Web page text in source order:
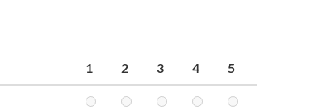
1 2 3 4 5